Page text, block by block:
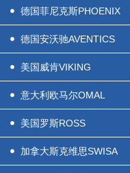
德国菲尼克斯PHOENIX
德国安沃驰AVENTICS
美国威肯VIKING
意大利欧马尔OMAL
美国罗斯ROSS
加拿大斯克维思SWISA